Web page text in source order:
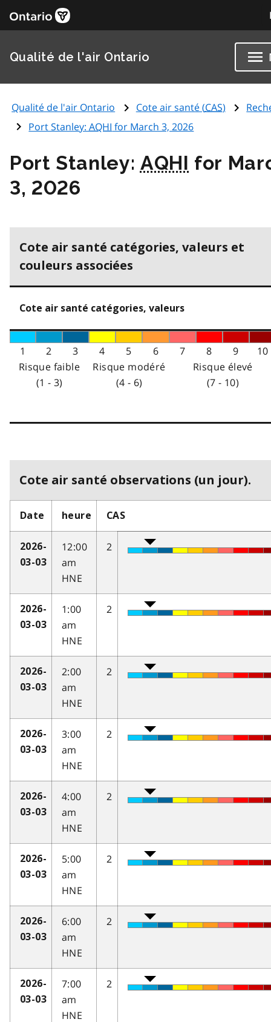
Qualité de l'air Ontario
Qualité de l'air Ontario Cote air santé (CAS)
Port Stanley:AQHI for March 3, 2026
Port Stanley: AQHI for
3, 2026
Cote air santé catégories, valeurs et
couleurs associées
Cote air santé catégories, valeurs
1 2 3 4 5 6 7 8 9
10
Risque faible
(1 - 3)
Risque modéré
(4 - 6)
Risque élevé
(7 - 10)
Cote air santé observations (un jour).
Date heure CAS
2026-
03-03
12:00
am
HNE
2
2026-
03-03
1:00
am
HNE
2
2026-
03-03
2:00
am
HNE
2
2026-
03-03
3:00
am
HNE
2
2026-
03-03
4:00
am
HNE
2
2026-
03-03
5:00
am
HNE
2
2026-
03-03
6:00
am
HNE
2
2026-
03-03
7:00
am
HNE
2